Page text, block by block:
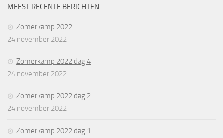
MEEST RECENTE BERICHTEN
Zomerkamp 2022
24 november 2022
Zomerkamp 2022 dag 4
24 november 2022
Zomerkamp 2022 dag 2
24 november 2022
Zomerkamp 2022 dag 1